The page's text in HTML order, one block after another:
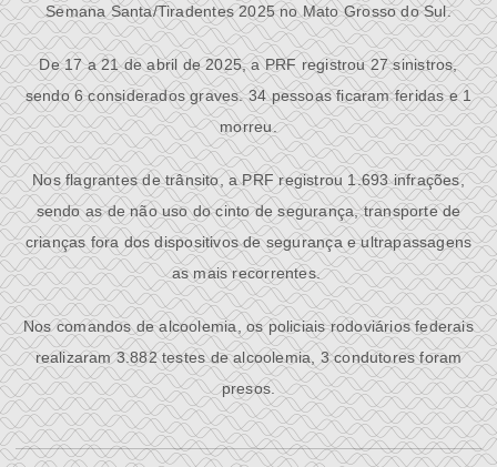
Semana Santa/Tiradentes 2025 noMato Grosso do Sul.
De 17 a 21 de abril de 2025, a PRF registrou 27 sinistros,
sendo6 considerados graves. 34 pessoas ficaram feridas e 1
morreu.
Nos flagrantes de trânsito, a PRF registrou 1.693 infrações,
sendoas de não usodocinto de segurança, transporte de
crianças fora dos dispositivos de segurança e ultrapassagens
as mais recorrentes.
Nos comandos de alcoolemia, os policiais rodoviários federais
realizaram 3.882 testes de alcoolemia, 3 condutores foram
presos.